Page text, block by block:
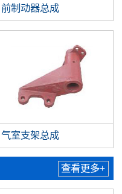
前制动器总成
气室支架总成
查看更多+